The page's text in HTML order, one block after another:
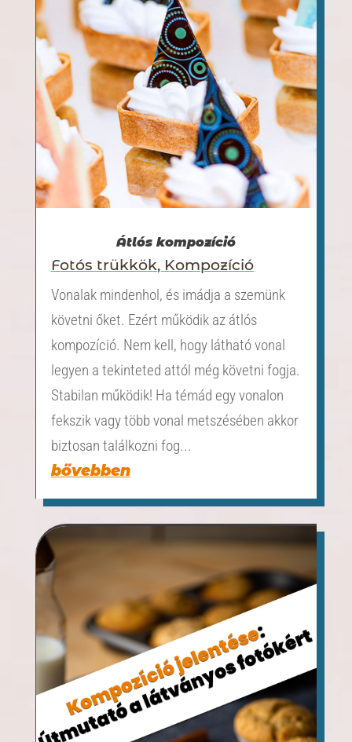
Átlós kompozíció
Fotós trükkök, Kompozíció
Vonalak mindenhol, és imádja a szemünk
követni őket. Ezért működik az átlós
kompozíció. Nem kell, hogy látható vonal
legyen a tekinteted attól még követni fogja.
Stabilan működik! Ha témád egy vonalon
fekszik vagy több vonal metszésében akkor
biztosan találkozni fog...
bővebben